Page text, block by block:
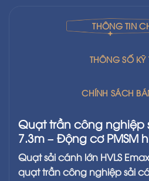
THÔNG TIN
THÔNG SỐ KỸ
CHÍNH SÁCH
Quạt trần công nghiệp
7.3m – Động cơ PMSM
Quạt sải cánh lớn HVLS
quạt trần công nghiệp sải